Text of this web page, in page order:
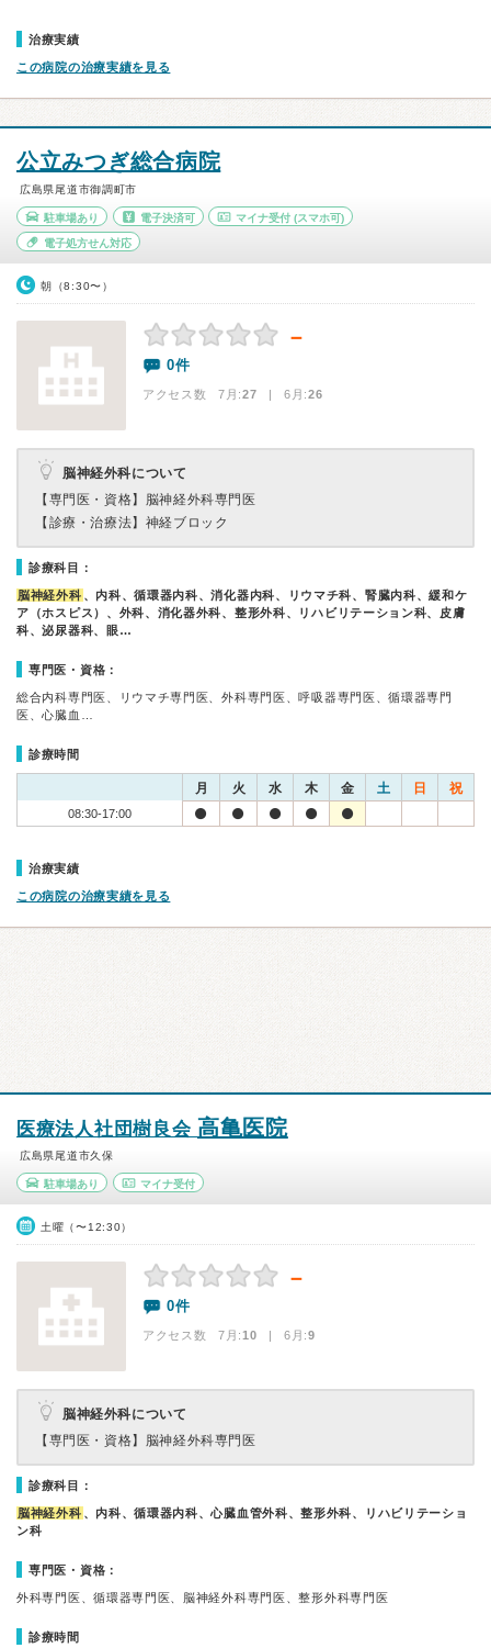
治療実績
この病院の治療実績を見る
公立みつぎ総合病院
広島県尾道市御調町市
駐車場あり 電子決済可 マイナ受付 (スマホ可)
電子処方せん対応
朝（8:30〜）
－
0件
アクセス数 7月:27 | 6月:26
脳神経外科について
【専門医・資格】 脳神経外科専門医
【診療・治療法】 神経ブロック
診療科目：
脳神経外科 、内科、循環器内科、消化器内科、リウマチ科、腎臓内科、緩和ケ
ア（ホスピス）、外科、消化器外科、整形外科、リハビリテーション科、皮膚
科、泌尿器科、眼…
専門医・資格：
総合内科専門医、リウマチ専門医、外科専門医、呼吸器専門医、循環器専門
医、心臓血…
診療時間
月 火 水 木 金 土 日 祝
08:30-17:00
治療実績
この病院の治療実績を見る
医療法人社団樹良会 高亀医院
広島県尾道市久保
駐車場あり マイナ受付
土曜（〜12:30）
－
0件
アクセス数 7月:10 | 6月:9
脳神経外科について
【専門医・資格】 脳神経外科専門医
診療科目：
脳神経外科 、内科、循環器内科、心臓血管外科、整形外科、リハビリテーショ
ン科
専門医・資格：
外科専門医、循環器専門医、脳神経外科専門医、整形外科専門医
診療時間